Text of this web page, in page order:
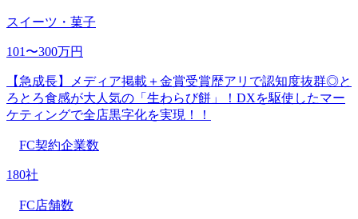
スイーツ・菓子
101〜300万円
【急成長】メディア掲載＋金賞受賞歴アリで認知度抜群◎と
ろとろ食感が大人気の「生わらび餅」！DXを駆使したマー
ケティングで全店黒字化を実現！！
FC契約企業数
180社
FC店舗数